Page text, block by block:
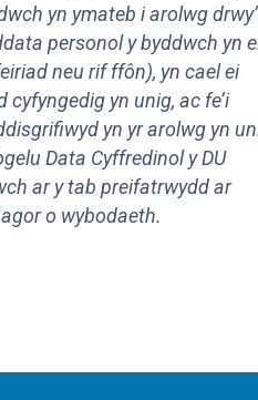
yn ymateb i arolwg
personol y byddwch yn
neu rif ffôn), yn cael ei
cyfyngedig yn unig, ac fe’i
yn yr arolwg yn
Data Cyffredinol y DU
ar y tab preifatrwydd ar
o wybodaeth.